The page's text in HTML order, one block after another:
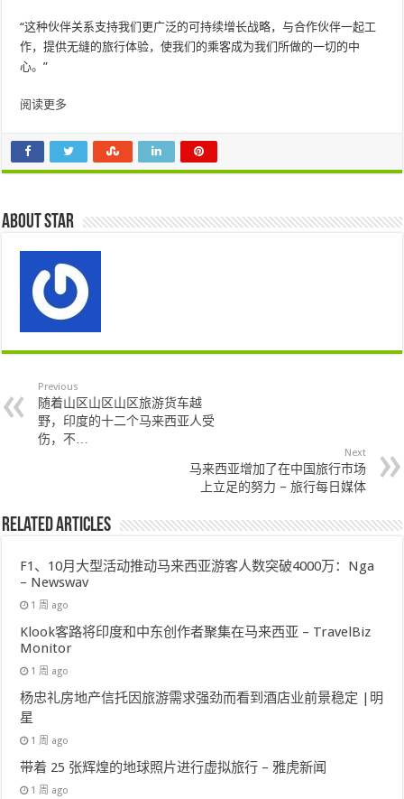
“这种伙伴关系支持我们更广泛的可持续增长战略，与合作伙伴一起工
作，提供无缝的旅行体验，使我们的乘客成为我们所做的一切的中
心。”
阅读更多
About star
Previous
随着山区山区山区旅游货车越
野，印度的十二个马来西亚人受
伤，不…
Next
马来西亚增加了在中国旅行市场
上立足的努力 – 旅行每日媒体
Related Articles
F1、10月大型活动推动马来西亚游客人数突破4000万：Nga
– Newswav
1 周 ago
Klook客路将印度和中东创作者聚集在马来西亚 – TravelBiz
Monitor
1 周 ago
杨忠礼房地产信托因旅游需求强劲而看到酒店业前景稳定 |明
星
1 周 ago
带着 25 张辉煌的地球照片进行虚拟旅行 – 雅虎新闻
1 周 ago